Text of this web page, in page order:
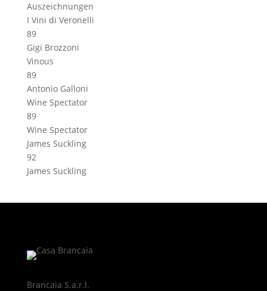
Auszeichnungen
I Vini di Veronelli
89
Gigi Brozzoni
Vinous
89
Antonio Galloni
Wine Spectator
89
Wine Spectator
James Suckling
92
James Suckling
Brancaia S.a.r.l.